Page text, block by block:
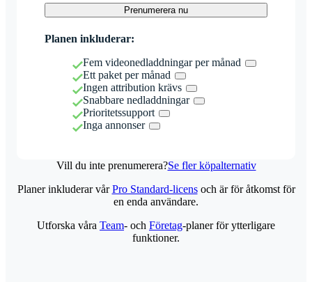
Prenumerera nu
Planen inkluderar:
Fem videonedladdningar per månad
Ett paket per månad
Ingen attribution krävs
Snabbare nedladdningar
Prioritetssupport
Inga annonser
Vill du inte prenumerera?Se fler köpalternativ
Planer inkluderar vårPro Standard-licensoch är för åtkomst för
en enda användare.
Utforska våra Team- och Företag-planer för ytterligare
funktioner.